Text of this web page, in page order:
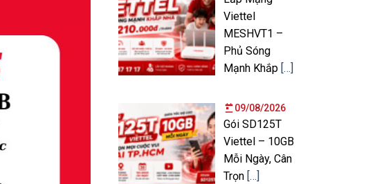
Viettel
MESHVT1 –
Phủ Sóng
Mạnh Khắp […]
09/08/2026
Gói SD125T
Viettel – 10GB
Mỗi Ngày, Cân
Trọn […]